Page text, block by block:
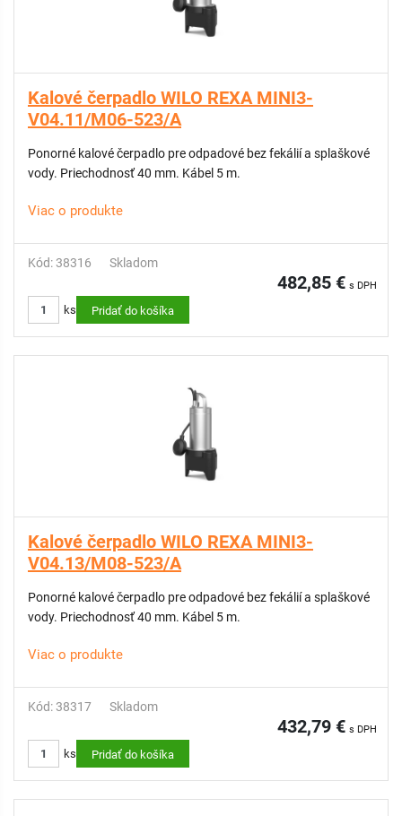
Kalové čerpadlo WILO REXA MINI3-
V04.11/M06-523/A
Ponorné kalové čerpadlo pre odpadové bez fekálií a splaškové
vody. Priechodnosť 40 mm. Kábel 5 m.
Viac o produkte
Kód: 38316 Skladom
482,85 € s DPH
ks Pridať do košíka
Kalové čerpadlo WILO REXA MINI3-
V04.13/M08-523/A
Ponorné kalové čerpadlo pre odpadové bez fekálií a splaškové
vody. Priechodnosť 40 mm. Kábel 5 m.
Viac o produkte
Kód: 38317 Skladom
432,79 € s DPH
ks Pridať do košíka